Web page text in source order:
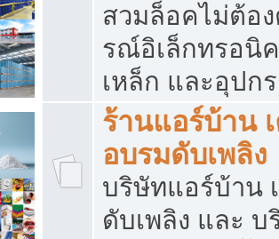
สวมล็อคไม่ต้อ
รณ์อิเล็กทรอนิ
เหล็ก และอุปก
ร้านแอร์บ้าน
อบรมดับเพลิง
บริษัทแอร์บ้าน
ดับเพลิง และ